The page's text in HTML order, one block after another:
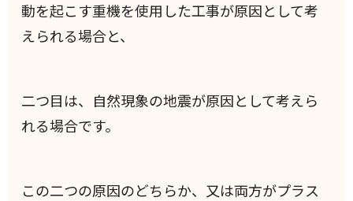
動を起こす重機を使用した工事が原因として考
えられる場合と、
二つ目は、自然現象の地震が原因として考えら
れる場合です。
この二つの原因のどちらか、又は両方がプラス